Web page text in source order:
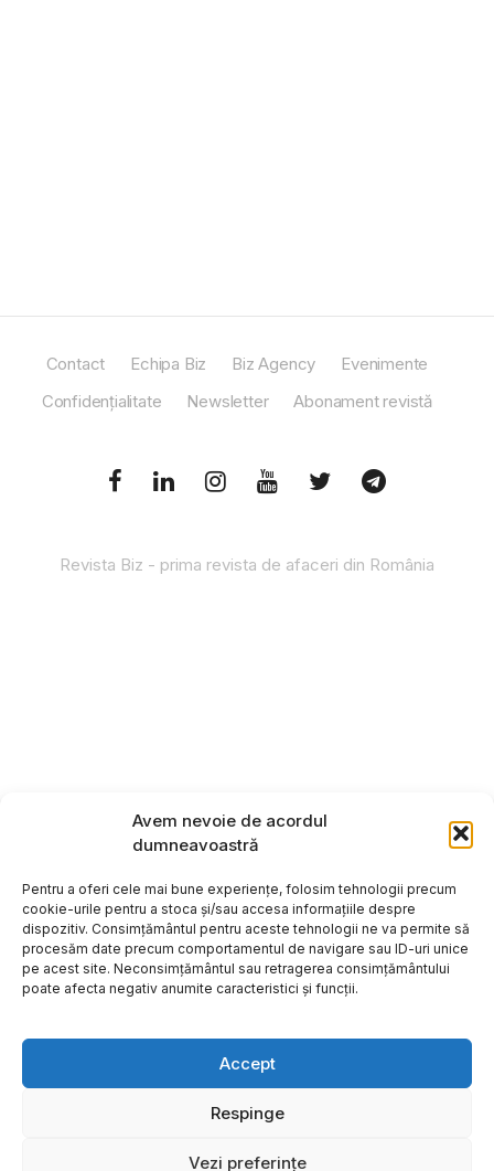
Avem nevoie de acordul
dumneavoastră
Pentru a oferi cele mai bune experiențe, folosim tehnologii precum
cookie-urile pentru a stoca și/sau accesa informațiile despre
dispozitiv. Consimțământul pentru aceste tehnologii ne va permite să
procesăm date precum comportamentul de navigare sau ID-uri unice
pe acest site. Neconsimțământul sau retragerea consimțământului
poate afecta negativ anumite caracteristici și funcții.
Accept
Respinge
Vezi preferințe
Contact Echipa Biz Biz Agency
Evenimente
Confidențialitate
Newsletter Abonament revistă
Revista Biz - prima revista de afaceri din România
Copyright ©2026